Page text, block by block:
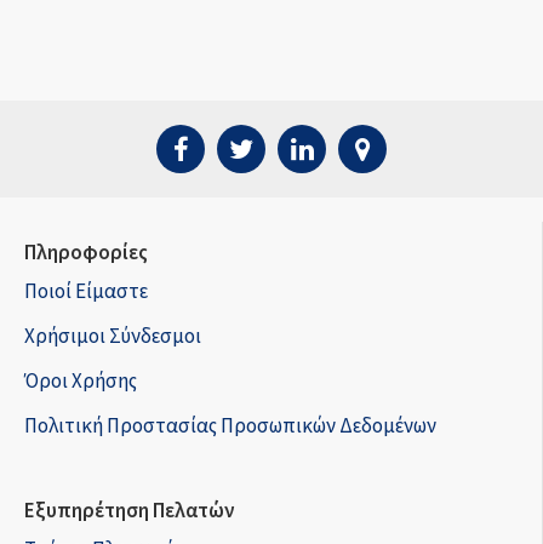
Πληροφορίες
Ποιοί Είμαστε
Χρήσιμοι Σύνδεσμοι
Όροι Χρήσης
Πολιτική Προστασίας Προσωπικών Δεδομένων
Εξυπηρέτηση Πελατών